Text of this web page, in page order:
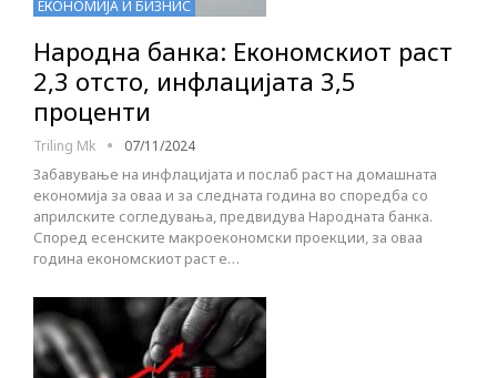
ЕКОНОМИЈА И БИЗНИС
Народна банка: Економскиот раст
2,3 отсто, инфлацијата 3,5
проценти
Triling Mk 07/11/2024
Забавување на инфлацијата и послаб раст на домашната
економија за оваа и за следната година во споредба со
априлските согледувања, предвидува Народната банка.
Според есенските макроекономски проекции, за оваа
година економскиот раст е…